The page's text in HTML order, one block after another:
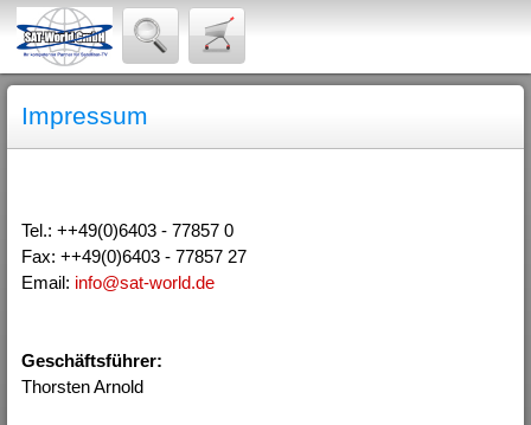
Impressum
Tel.: ++49(0)6403 - 77857 0
Fax: ++49(0)6403 - 77857 27
Email: info@sat-world.de
Geschäftsführer:
Thorsten Arnold